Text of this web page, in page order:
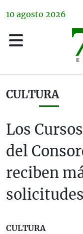
10 agosto 2026
CULTURA
Los
del
reciben
CULTURA